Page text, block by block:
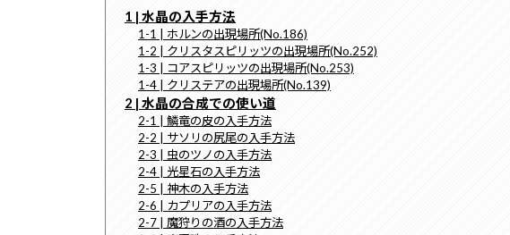
1 | 水晶の入手方法
1-1 | ホルンの出現場所(No.186)
1-2 | クリスタスピリッツの出現場所(No.252)
1-3 | コアスピリッツの出現場所(No.253)
1-4 | クリステアの出現場所(No.139)
2 | 水晶の合成での使い道
2-1 | 鱗竜の皮の入手方法
2-2 | サソリの尻尾の入手方法
2-3 | 虫のツノの入手方法
2-4 | 光星石の入手方法
2-5 | 神木の入手方法
2-6 | カプリアの入手方法
2-7 | 魔狩りの酒の入手方法